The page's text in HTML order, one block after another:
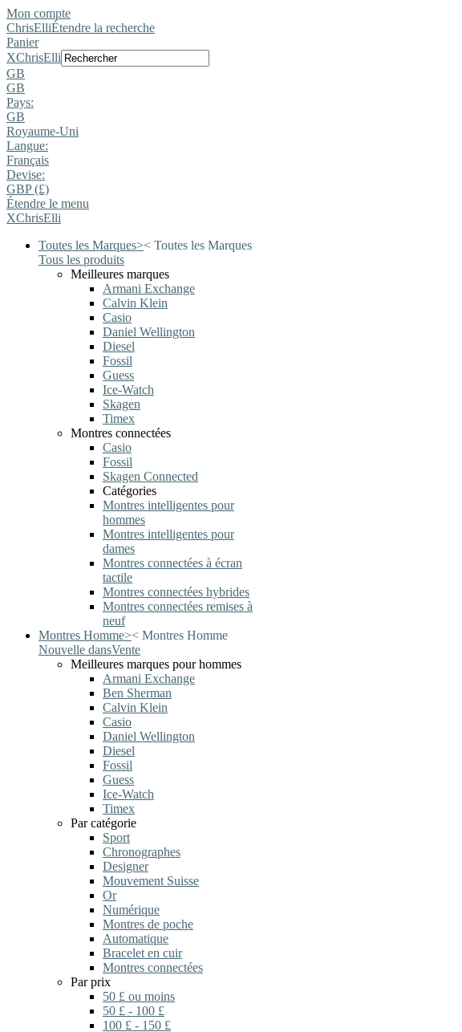
Mon compte
ChrisElliÉtendre la recherche
Panier
XChrisElli
GB
GB
Pays:
GB
Royaume-Uni
Langue:
Français
Devise:
GBP (£)
Étendre le menu
XChrisElli
Toutes les Marques>< Toutes les Marques
Tous les produits
Meilleures marques
Armani Exchange
Calvin Klein
Casio
Daniel Wellington
Diesel
Fossil
Guess
Ice-Watch
Skagen
Timex
Montres connectées
Casio
Fossil
Skagen Connected
Catégories
Montres intelligentes pour
hommes
Montres intelligentes pour
dames
Montres connectées à écran
tactile
Montres connectées hybrides
Montres connectées remises à
neuf
Montres Homme>< Montres Homme
Nouvelle dansVente
Meilleures marques pour hommes
Armani Exchange
Ben Sherman
Calvin Klein
Casio
Daniel Wellington
Diesel
Fossil
Guess
Ice-Watch
Timex
Par catégorie
Sport
Chronographes
Designer
Mouvement Suisse
Or
Numérique
Montres de poche
Automatique
Bracelet en cuir
Montres connectées
Par prix
50 £ ou moins
50 £ - 100 £
100 £ - 150 £